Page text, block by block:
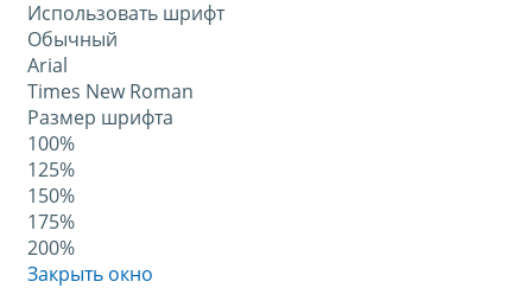
Использовать шрифт
Обычный
Arial
Times New Roman
Размер шрифта
100%
125%
150%
175%
200%
Закрыть окно